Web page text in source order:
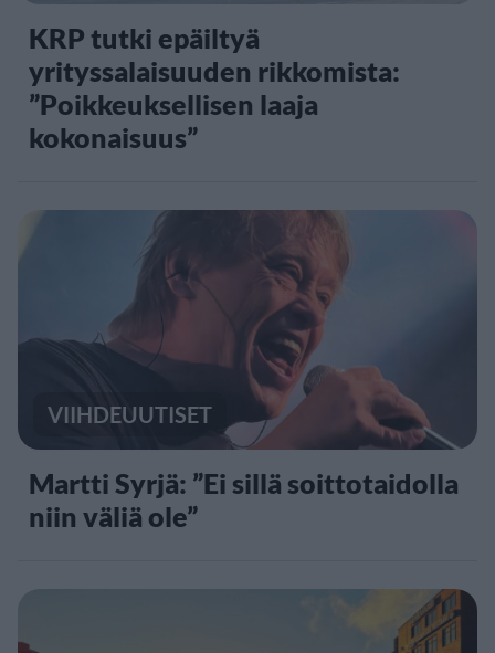
KRP tutki epäiltyä
yrityssalaisuuden rikkomista:
”Poikkeuksellisen laaja
kokonaisuus”
VIIHDEUUTISET
Martti Syrjä: ”Ei sillä soittotaidolla
niin väliä ole”